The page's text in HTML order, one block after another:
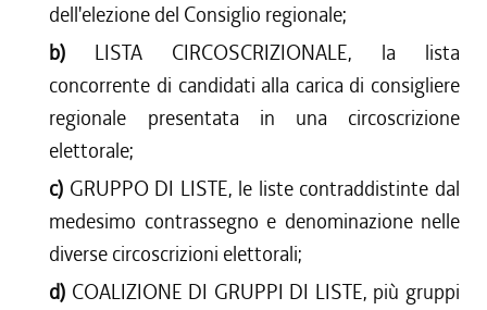
dell'elezione del Consiglio regionale;
b) LISTA CIRCOSCRIZIONALE, la lista
concorrente di candidati alla carica di consigliere
regionale presentata in una circoscrizione
elettorale;
c) GRUPPO DI LISTE, le liste contraddistinte dal
medesimo contrassegno e denominazione nelle
diverse circoscrizioni elettorali;
d) COALIZIONE DI GRUPPI DI LISTE, più gruppi